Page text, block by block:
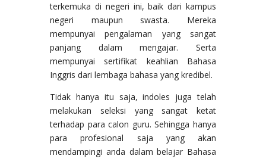
terkemuka di negeri ini, baik dari kampus
negeri maupun swasta. Mereka
mempunyai pengalaman yang sangat
panjang dalam mengajar. Serta
mempunyai sertifikat keahlian Bahasa
Inggris dari lembaga bahasa yang kredibel.
Tidak hanya itu saja, indoles juga telah
melakukan seleksi yang sangat ketat
terhadap para calon guru. Sehingga hanya
para profesional saja yang akan
mendampingi anda dalam belajar Bahasa